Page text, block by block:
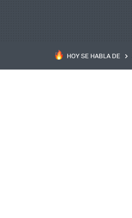
HOY SE HABLA DE